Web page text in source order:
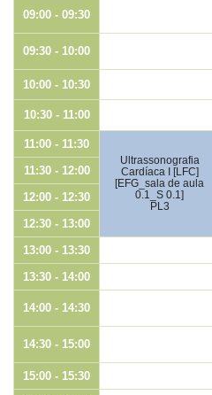
09:00 - 09:30
09:30 - 10:00
10:00 - 10:30
10:30 - 11:00
11:00 - 11:30
Ultrassonografia
Cardíaca I [LFC]
[EFG_sala de aula
0.1_S 0.1]
PL3
11:30 - 12:00
12:00 - 12:30
12:30 - 13:00
13:00 - 13:30
13:30 - 14:00
14:00 - 14:30
14:30 - 15:00
15:00 - 15:30